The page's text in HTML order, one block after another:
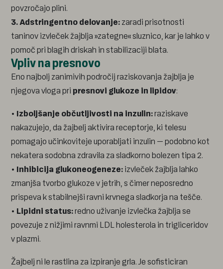
povzročajo plini.
3. Adstringentno delovanje:zaradi prisotnosti
taninov izvleček žajblja »zategne« sluznico, kar je lahko v
pomoč pri blagih driskah in stabilizaciji blata.
Vpliv na presnovo
Eno najbolj zanimivih področij raziskovanja žajblja je
njegova vloga pri presnovi glukoze in lipidov:
• Izboljšanje občutljivosti na inzulin:raziskave
nakazujejo, da žajbelj aktivira receptorje, ki telesu
pomagajo učinkoviteje uporabljati inzulin – podobno kot
nekatera sodobna zdravila za sladkorno bolezen tipa 2.
• Inhibicija glukoneogeneze:izvleček žajblja lahko
zmanjša tvorbo glukoze v jetrih, s čimer neposredno
prispeva k stabilnejši ravni krvnega sladkorja na tešče.
• Lipidni status:redno uživanje izvlečka žajblja se
povezuje z nižjimi ravnmi LDL holesterola in trigliceridov
v plazmi.
Žajbelj ni le rastlina za izpiranje grla. Je sofisticiran